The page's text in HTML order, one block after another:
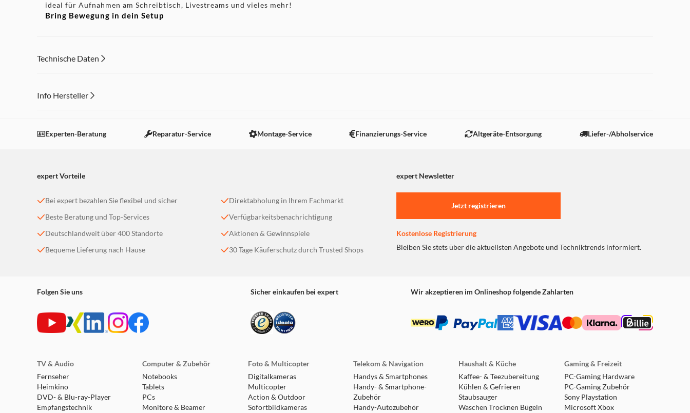
ideal für Aufnahmen am Schreibtisch, Livestreams und vieles mehr!
Bring Bewegung in dein Setup
Technische Daten
Info Hersteller
Einstellungen anpassen
Experten-Beratung Reparatur-Service Montage-Service Finanzierungs-Service Altgeräte-Entsorgung Liefer-/Abholservice
expert Vorteile expert Newsletter
Bei expert bezahlen Sie flexibel und sicher
Beste Beratung und Top-Services
Deutschlandweit über 400 Standorte
Bequeme Lieferung nach Hause
Direktabholung in Ihrem Fachmarkt
Verfügbarkeitsbenachrichtigung
Aktionen & Gewinnspiele
30 Tage Käuferschutz durch Trusted Shops
Jetzt registrieren
Kostenlose Registrierung
Bleiben Sie stets über die aktuellsten Angebote und Techniktrends informiert.
Folgen Sie uns Sicher einkaufen bei expert Wir akzeptieren im Onlineshop folgende Zahlarten
TV & Audio
Fernseher
Heimkino
DVD- & Blu-ray-Player
Empfangstechnik
Computer & Zubehör
Notebooks
Tablets
PCs
Monitore & Beamer
Foto & Multicopter
Digitalkameras
Multicopter
Action & Outdoor
Sofortbildkameras
Telekom & Navigation
Handys & Smartphones
Handy- & Smartphone-
Zubehör
Handy-Autozubehör
Haushalt & Küche
Kaffee- & Teezubereitung
Kühlen & Gefrieren
Staubsauger
Waschen Trocknen Bügeln
Gaming & Freizeit
PC-Gaming Hardware
PC-Gaming Zubehör
Sony Playstation
Microsoft Xbox